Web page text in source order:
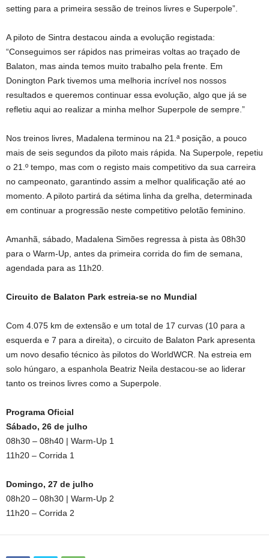
setting para a primeira sessão de treinos livres e Superpole”.
A piloto de Sintra destacou ainda a evolução registada:
“Conseguimos ser rápidos nas primeiras voltas ao traçado de
Balaton, mas ainda temos muito trabalho pela frente. Em
Donington Park tivemos uma melhoria incrível nos nossos
resultados e queremos continuar essa evolução, algo que já se
refletiu aqui ao realizar a minha melhor Superpole de sempre.”
Nos treinos livres, Madalena terminou na 21.ª posição, a pouco
mais de seis segundos da piloto mais rápida. Na Superpole, repetiu
o 21.º tempo, mas com o registo mais competitivo da sua carreira
no campeonato, garantindo assim a melhor qualificação até ao
momento. A piloto partirá da sétima linha da grelha, determinada
em continuar a progressão neste competitivo pelotão feminino.
Amanhã, sábado, Madalena Simões regressa à pista às 08h30
para o Warm-Up, antes da primeira corrida do fim de semana,
agendada para as 11h20.
Circuito de Balaton Park estreia-se no Mundial
Com 4.075 km de extensão e um total de 17 curvas (10 para a
esquerda e 7 para a direita), o circuito de Balaton Park apresenta
um novo desafio técnico às pilotos do WorldWCR. Na estreia em
solo húngaro, a espanhola Beatriz Neila destacou-se ao liderar
tanto os treinos livres como a Superpole.
Programa Oficial
Sábado, 26 de julho
08h30 – 08h40 | Warm-Up 1
11h20 – Corrida 1
Domingo, 27 de julho
08h20 – 08h30 | Warm-Up 2
11h20 – Corrida 2